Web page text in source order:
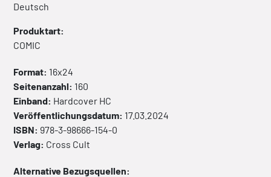
Deutsch
Produktart:
COMIC
Format: 16x24
Seitenanzahl: 160
Einband: Hardcover HC
Veröffentlichungsdatum: 17.03.2024
ISBN: 978-3-98666-154-0
Verlag: Cross Cult
Alternative Bezugsquellen: